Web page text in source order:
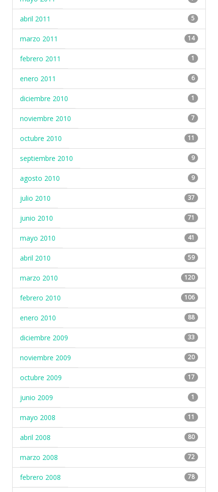
abril 2011 5
marzo 2011 14
febrero 2011 1
enero 2011 6
diciembre 2010 1
noviembre 2010 7
octubre 2010 11
septiembre 2010 9
agosto 2010 9
julio 2010 37
junio 2010 71
mayo 2010 41
abril 2010 59
marzo 2010 120
febrero 2010 106
enero 2010 88
diciembre 2009 33
noviembre 2009 20
octubre 2009 17
junio 2009 1
mayo 2008 11
abril 2008 80
marzo 2008 72
febrero 2008 78